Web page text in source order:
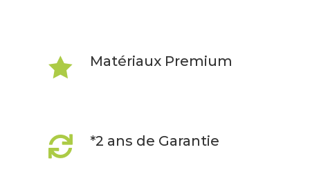
 Matériaux Premium
 *2 ans de Garantie